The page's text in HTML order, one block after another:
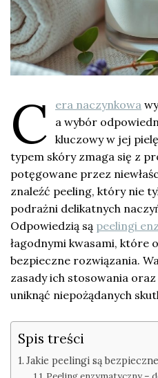
C era naczynkowa
a wybór
kluczowy w jej
typem skóry zmaga się z
potęgowane przez
znaleźć peeling, który nie
podrażni delikatnych
Odpowiedzią są peelingi
łagodnymi kwasami, które
bezpieczne rozwiązania.
zasady ich stosowania
uniknąć niepożądanych
Spis treści
Jakie peelingi są